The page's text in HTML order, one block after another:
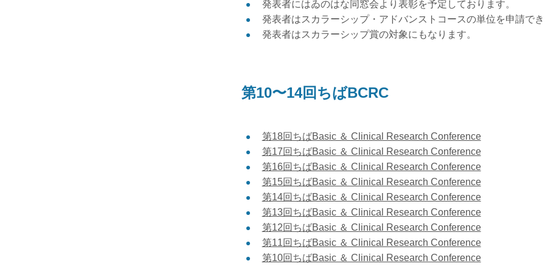
発表者にはゐのはな同窓会より表彰を予定しております。
発表者はスカラーシップ・アドバンストコースの単位を申請で
発表者はスカラーシップ賞の対象にもなります。
第10〜14回ちばBCRC
第18回ちばBasic ＆ Clinical Research Conference
第17回ちばBasic ＆ Clinical Research Conference
第16回ちばBasic ＆ Clinical Research Conference
第15回ちばBasic ＆ Clinical Research Conference
第14回ちばBasic ＆ Clinical Research Conference
第13回ちばBasic ＆ Clinical Research Conference
第12回ちばBasic ＆ Clinical Research Conference
第11回ちばBasic ＆ Clinical Research Conference
第10回ちばBasic ＆ Clinical Research Conference